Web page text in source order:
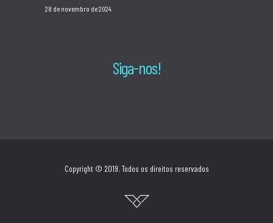
28 de novembro de 2024
Siga-nos!
Copyright © 2019. Todos os direitos reservados